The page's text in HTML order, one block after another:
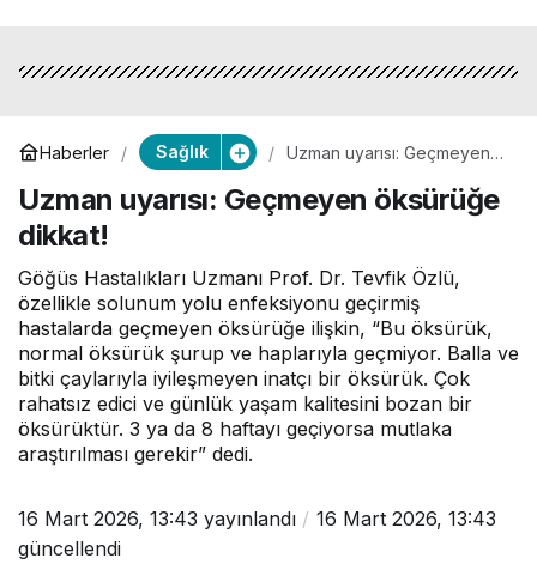
Haberler Sağlık
Uzman uyarısı: Geçmeyen
Uzman uyarısı: Geçmeyen öksürüğe
dikkat!
Göğüs Hastalıkları Uzmanı Prof. Dr. Tevfik Özlü,
özellikle solunum yolu enfeksiyonu geçirmiş
hastalarda geçmeyen öksürüğe ilişkin, “Bu öksürük,
normal öksürük şurup ve haplarıyla geçmiyor. Balla ve
bitki çaylarıyla iyileşmeyen inatçı bir öksürük. Çok
rahatsız edici ve günlük yaşam kalitesini bozan bir
öksürüktür. 3 ya da 8 haftayı geçiyorsa mutlaka
araştırılması gerekir” dedi.
16 Mart 2026, 13:43 yayınlandı
16 Mart 2026, 13:43
güncellendi